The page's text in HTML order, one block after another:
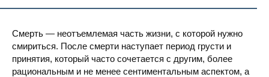
Смерть — неотъемлемая часть жизни, с которой нужно
смириться. После смерти наступает период грусти и
принятия, который часто сочетается с другим, более
рациональным и не менее сентиментальным аспектом, а